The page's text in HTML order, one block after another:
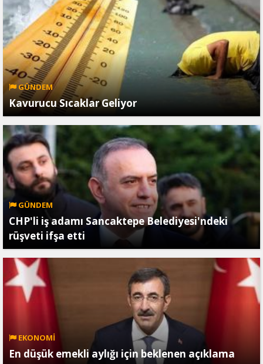
GÜNDEM
Kavurucu Sıcaklar Geliyor
GÜNDEM
CHP'li iş adamı Sancaktepe Belediyesi'ndeki
rüşveti ifşa etti
EKONOMİ
En düşük emekli aylığı için beklenen açıklama